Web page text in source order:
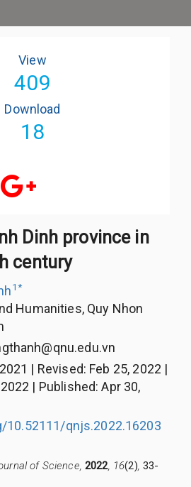
View
409
Download
18
Dinh province in
century
1*
Humanities, Quy Nhon
| Revised: Feb 25, 2022 |
| Published: Apr 30,
10.52111/qnjs.2022.16203
of Science, 2022, 16(2), 33-